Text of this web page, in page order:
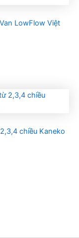
LowFlow Việt
chiều Kaneko